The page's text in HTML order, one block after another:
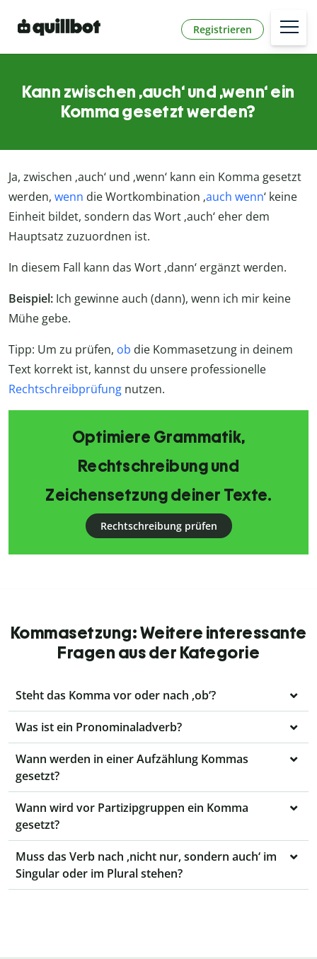
Registrieren
Kann zwischen ‚auch‘ und ‚wenn‘ ein
Komma gesetzt werden?
Ja, zwischen ‚auch‘ und ‚wenn‘ kann ein Komma gesetzt
werden, wenn die Wortkombination ‚auch wenn‘ keine
Einheit bildet, sondern das Wort ‚auch‘ eher dem
Hauptsatz zuzuordnen ist.
In diesem Fall kann das Wort ‚dann‘ ergänzt werden.
Beispiel: Ich gewinne auch (dann), wenn ich mir keine
Mühe gebe.
Tipp: Um zu prüfen, ob die Kommasetzung in deinem
Text korrekt ist, kannst du unsere professionelle
Rechtschreibprüfung nutzen.
Optimiere Grammatik,
Rechtschreibung und
Zeichensetzung deiner Texte.
Rechtschreibung prüfen
Kommasetzung: Weitere interessante
Fragen aus der Kategorie
Steht das Komma vor oder nach ‚ob‘?
Was ist ein Pronominaladverb?
Wann werden in einer Aufzählung Kommas
gesetzt?
Wann wird vor Partizipgruppen ein Komma
gesetzt?
Muss das Verb nach ‚nicht nur, sondern auch‘ im
Singular oder im Plural stehen?